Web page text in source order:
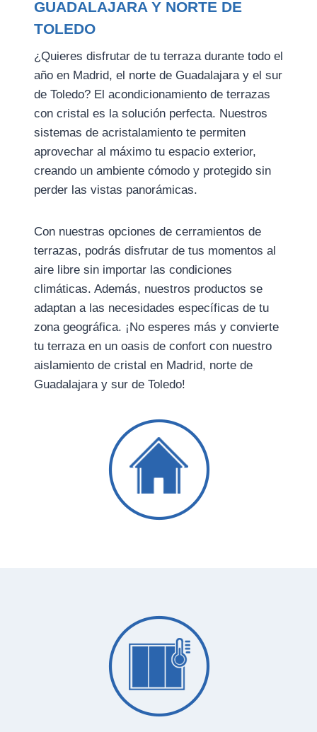
GUADALAJARA Y NORTE DE
TOLEDO
¿Quieres disfrutar de tu terraza durante todo el
año en Madrid, el norte de Guadalajara y el sur
de Toledo? El acondicionamiento de terrazas
con cristal es la solución perfecta. Nuestros
sistemas de acristalamiento te permiten
aprovechar al máximo tu espacio exterior,
creando un ambiente cómodo y protegido sin
perder las vistas panorámicas.
Con nuestras opciones de cerramientos de
terrazas, podrás disfrutar de tus momentos al
aire libre sin importar las condiciones
climáticas. Además, nuestros productos se
adaptan a las necesidades específicas de tu
zona geográfica. ¡No esperes más y convierte
tu terraza en un oasis de confort con nuestro
aislamiento de cristal en Madrid, norte de
Guadalajara y sur de Toledo!